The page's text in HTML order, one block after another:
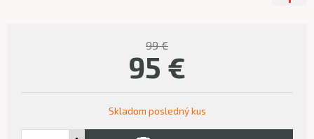
99 €
95 €
Skladom posledný kus